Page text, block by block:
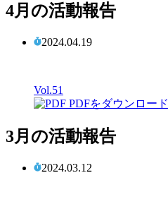
4月の活動報告
2024.04.19
Vol.51
PDFをダウンロード
3月の活動報告
2024.03.12